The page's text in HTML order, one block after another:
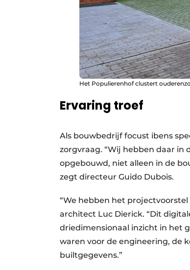
Het Populierenhof clustert
Ervaring troef
Als bouwbedrijf focust ibens
zorgvraag. “Wij hebben daar in
opgebouwd, niet alleen in de
zegt directeur Guido Dubois.
“We hebben het
architect Luc Dierick. “Dit
driedimensionaal inzicht in het
waren voor de engineering, de
builtgegevens.”